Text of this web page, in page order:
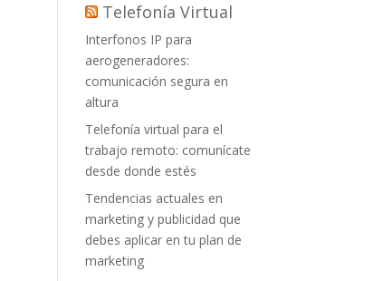
Telefonía Virtual
Interfonos IP para
aerogeneradores:
comunicación segura en
altura
Telefonía virtual para el
trabajo remoto: comunícate
desde donde estés
Tendencias actuales en
marketing y publicidad que
debes aplicar en tu plan de
marketing